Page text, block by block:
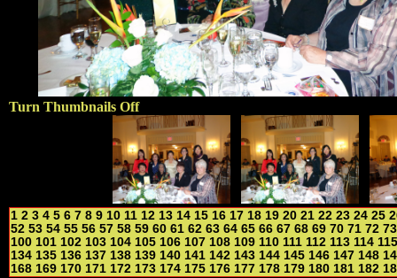
Turn Thumbnails Off
1 2 3 4 5 6 7 8 9 10 11 12 13 14 15 16 17 18 19 20 21 22 23 24 25
52 53 54 55 56 57 58 59 60 61 62 63 64 65 66 67 68 69 70 71 72 73
100 101 102 103 104 105 106 107 108 109 110 111 112 113 114 115
134 135 136 137 138 139 140 141 142 143 144 145 146 147 148
168 169 170 171 172 173 174 175 176 177 178 179 180 181 182